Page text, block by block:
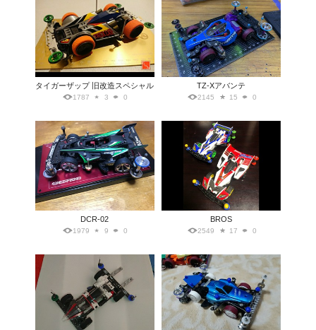
タイガーザップ 旧改造スペシャル
1787 3 0
TZ-Xアバンテ
2145 15 0
DCR-02
1979 9 0
BROS
2549 17 0